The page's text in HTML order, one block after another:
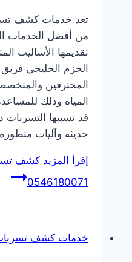
تعد خدمات كشف
من أفضل الخدمات
تقديمها الأساليب
الحزم الخليجي
المحترفين
المياه وذلك
قد تسببها التسربات
حديثة وآليات
إقرأ المزيد كشف
0546180071
خدمات كشف تسربات